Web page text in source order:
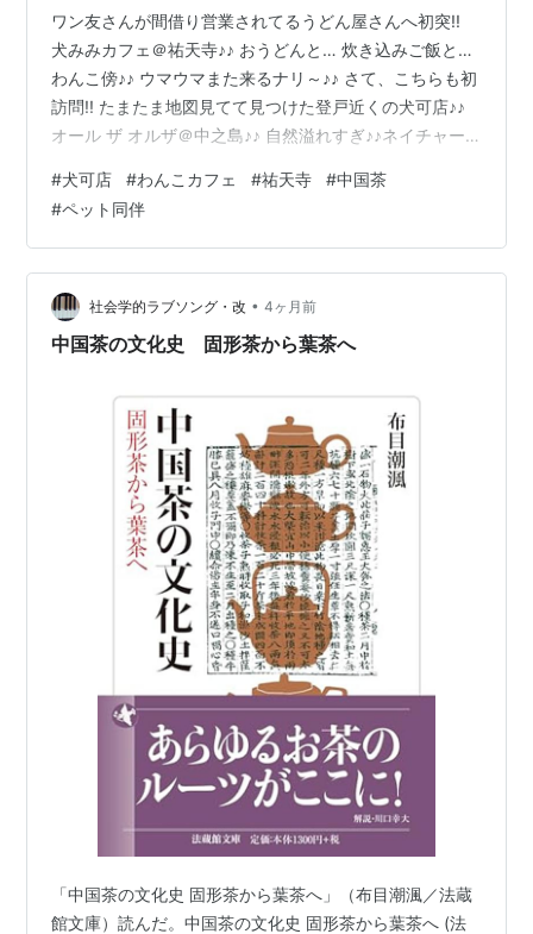
ワン友さんが間借り営業されてるうどん屋さんへ初突!!
犬みみカフェ＠祐天寺♪♪ おうどんと… 炊き込みご飯と…
わんこ傍♪♪ ウマウマまた来るナリ～♪♪ さて、こちらも初
訪問!! たまたま地図見てて見つけた登戸近くの犬可店♪♪
オール ザ オルザ＠中之島♪♪ 自然溢れすぎ♪♪ネイチャー
さて、最後も新規開拓!! でも実は閉店してしまった犬可
店ジ サッカ カフェの跡に出来たお店♪♪ クイミチャリョ
＠狛江♪♪ 本格中国茶と魯肉飯がハオハオハオ♪♪ ありお～
り～は～べ～り～ コンド～ロイチ～ン♪♪ ぺろぺろ まっ
たぬ～ん♪♪ 【第2類医薬品】キ…
#犬可店 #わんこカフェ #祐天寺 #中国茶
#ペット同伴
社会学的ラブソング・改 • 4ヶ月前
中国茶の文化史 固形茶から葉茶へ
「中国茶の文化史 固形茶から葉茶へ」（布目潮渢／法蔵
館文庫）読んだ。中国茶の文化史 固形茶から葉茶へ (法